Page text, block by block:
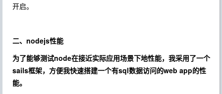
开启。
二、nodejs性能
为了能够测试node在接近实际应用场景下地性能，我采用了一个
sails框架，方便我快速搭建一个有sql数据访问的web app的性
能。